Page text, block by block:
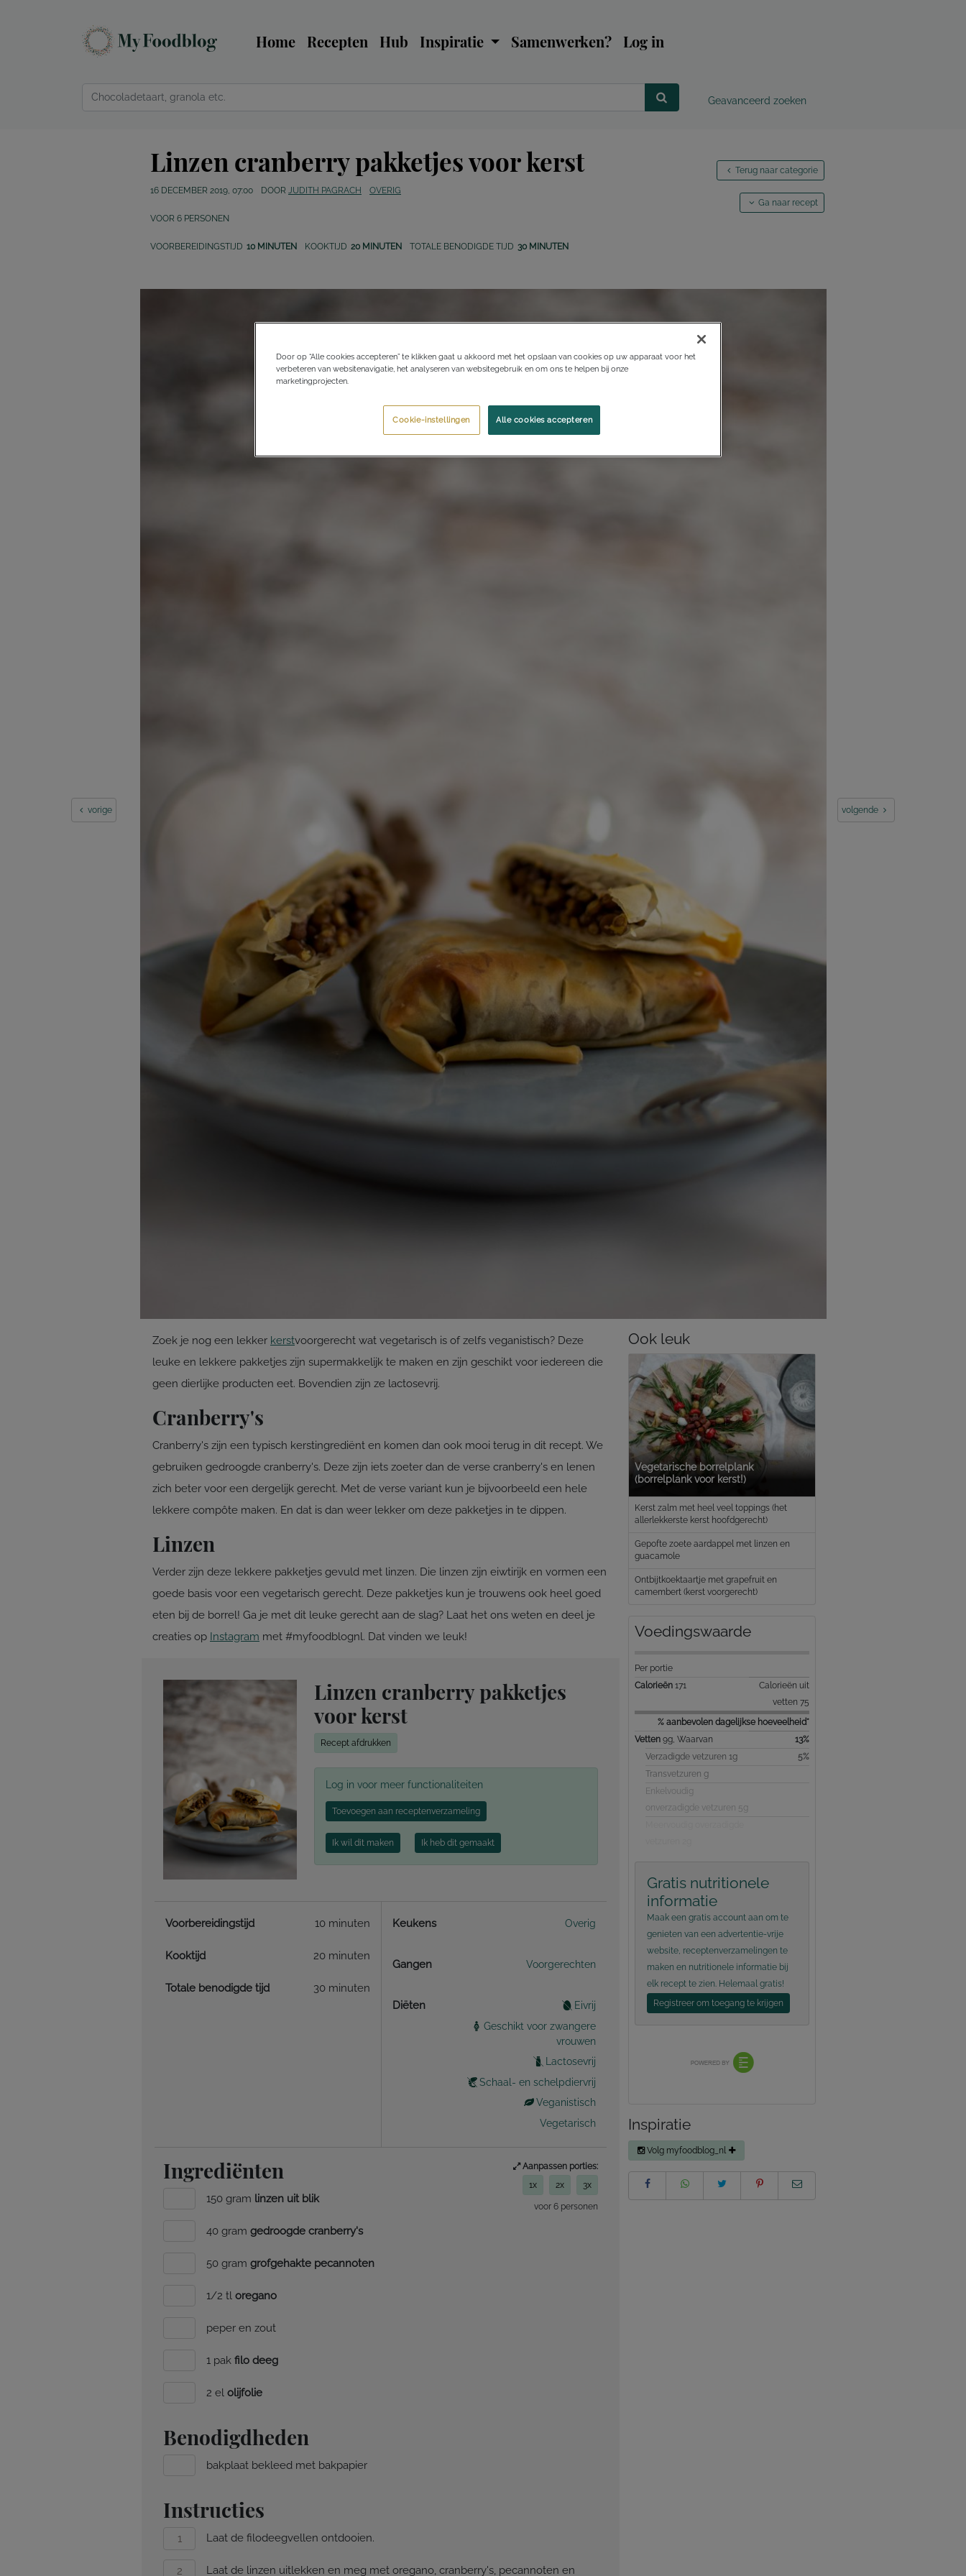
Home Recepten Hub Inspiratie Samenwerken? Log in
Geavanceerd zoeken
Linzen cranberry pakketjes voor kerst
16 DECEMBER 2019, 07:00 DOOR JUDITH PAGRACH OVERIG
VOOR 6 PERSONEN
VOORBEREIDINGSTIJD 10 MINUTEN KOOKTIJD 20 MINUTEN TOTALE BENODIGDE TIJD 30 MINUTEN
Terug naar categorie
Ga naar recept
vorige volgende
Zoek je nog een lekker kerstvoorgerecht wat vegetarisch is of zelfs veganistisch? Deze
leuke en lekkere pakketjes zijn supermakkelijk te maken en zijn geschikt voor iedereen die
geen dierlijke producten eet. Bovendien zijn ze lactosevrij.
Cranberry's
Cranberry's zijn een typisch kerstingrediënt en komen dan ook mooi terug in dit recept. We
gebruiken gedroogde cranberry's. Deze zijn iets zoeter dan de verse cranberry's en lenen
zich beter voor een dergelijk gerecht. Met de verse variant kun je bijvoorbeeld een hele
lekkere compôte maken. En dat is dan weer lekker om deze pakketjes in te dippen.
Linzen
Verder zijn deze lekkere pakketjes gevuld met linzen. Die linzen zijn eiwtirijk en vormen een
goede basis voor een vegetarisch gerecht. Deze pakketjes kun je trouwens ook heel goed
eten bij de borrel! Ga je met dit leuke gerecht aan de slag? Laat het ons weten en deel je
creaties op Instagram met #myfoodblognl. Dat vinden we leuk!
Linzen cranberry pakketjes
voor kerst
Recept afdrukken
Log in voor meer functionaliteiten
Toevoegen aan receptenverzameling
Ik wil dit maken Ik heb dit gemaakt
Voorbereidingstijd 10 minuten
Kooktijd 20 minuten
Totale benodigde tijd 30 minuten
Keukens Overig
Gangen Voorgerechten
Diëten
Eivrij
Geschikt voor zwangere
vrouwen
Lactosevrij
Schaal- en schelpdiervrij
Veganistisch
Vegetarisch
Aanpassen porties:
1x 2x 3x
voor 6 personen
Ingrediënten
150 gram linzen uit blik
40 gram gedroogde cranberry's
50 gram grofgehakte pecannoten
1/2 tl oregano
peper en zout
1 pak filo deeg
2 el olijfolie
Benodigdheden
bakplaat bekleed met bakpapier
Instructies
Laat de filodeegvellen ontdooien.
Laat de linzen uitlekken en meg met oregano, cranberry's, pecannoten en
Ook leuk
Vegetarische borrelplank
(borrelplank voor kerst!)
Kerst zalm met heel veel toppings (het
allerlekkerste kerst hoofdgerecht)
Gepofte zoete aardappel met linzen en
guacamole
Ontbijtkoektaartje met grapefruit en
camembert (kerst voorgerecht)
Voedingswaarde
Per portie
Calorieën 171
Calorieën uit
vetten 75
% aanbevolen dagelijkse hoeveelheid*
Vetten 9g, Waarvan
13%
Verzadigde vetzuren 1g
5%
Transvetzuren g
Enkelvoudig
onverzadigde vetzuren 5g
Gratis nutritionele
informatie
Maak een gratis account aan om te
genieten van een advertentie-vrije
website, receptenverzamelingen te
maken en nutritionele informatie bij
elk recept te zien. Helemaal gratis!
Registreer om toegang te krijgen
Inspiratie
Volg myfoodblog_nl
Door op “Alle cookies accepteren” te klikken gaat u akkoord met het opslaan van cookies op uw apparaat voor het
verbeteren van websitenavigatie, het analyseren van websitegebruik en om ons te helpen bij onze
marketingprojecten.
Alle cookies accepteren
Cookie-instellingen